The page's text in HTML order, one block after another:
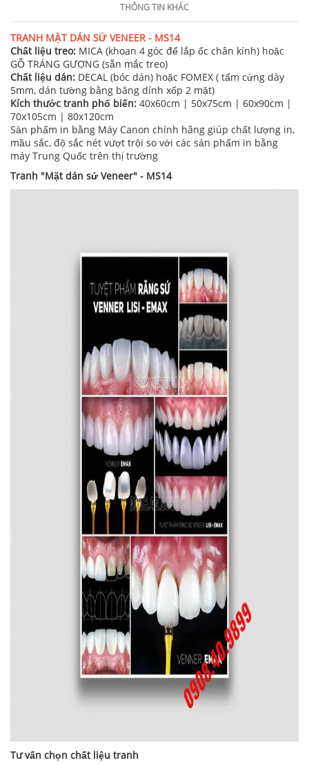
THÔNG TIN KHÁC
TRANH MẶT DÁN SỨ VENEER - MS14
Chất liệu treo: MICA (khoan 4 góc để lắp ốc chân kính) hoặc
GỖ TRÁNG GƯƠNG (sẵn mắc treo)
Chất liệu dán: DECAL (bóc dán) hoặc FOMEX ( tấm cứng dày
5mm, dán tường bằng băng dính xốp 2 mặt)
Kích thước tranh phổ biến: 40x60cm | 50x75cm | 60x90cm |
70x105cm | 80x120cm
Sản phẩm in bằng Máy Canon chính hãng giúp chất lượng in,
mầu sắc, độ sắc nét vượt trội so với các sản phẩm in bằng
máy Trung Quốc trên thị trường
Tranh "Mặt dán sứ Veneer" - MS14
Tư vấn chọn chất liệu tranh